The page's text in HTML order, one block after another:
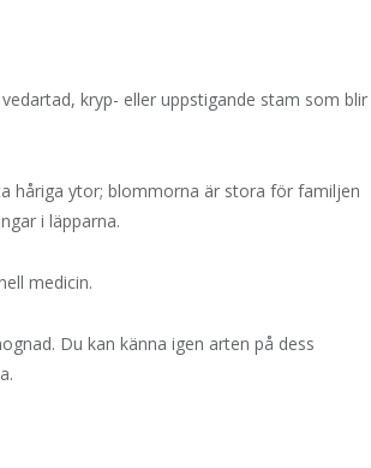
kryp- eller uppstigande stam som blir
håriga ytor; blommorna är stora för familjen
i läpparna.
medicin.
Du kan känna igen arten på dess